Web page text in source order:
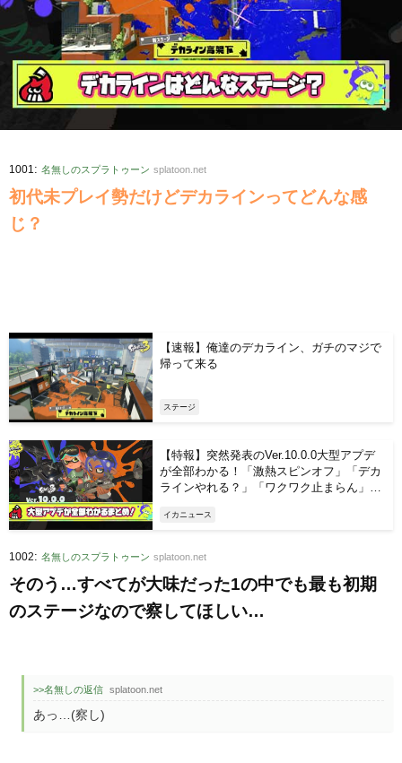
1001: 名無しのスプラトゥーン splatoon.net
初代未プレイ勢だけどデカラインってどんな感
じ？
【速報】俺達のデカライン、ガチのマジで
帰って来る
ステージ
【特報】突然発表のVer.10.0.0大型アプデ
が全部わかる！「激熱スピンオフ」「デカ
ラインやれる？」「ワクワク止まらん」
イカニュース
1002: 名無しのスプラトゥーン splatoon.net
そのう…すべてが大味だった1の中でも最も初期
のステージなので察してほしい…
>>名無しの返信 splatoon.net
あっ…(察し)